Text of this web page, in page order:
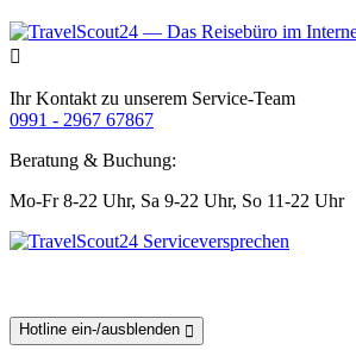
Ihr Kontakt zu unserem Service-Team
0991 - 2967 67867
Beratung & Buchung:
Mo-Fr 8-22 Uhr, Sa 9-22 Uhr, So 11-22 Uhr
Hotline ein-/ausblenden